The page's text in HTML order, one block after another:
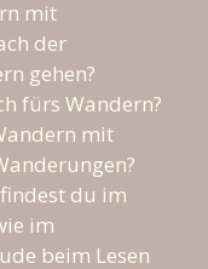
mit
der
gehen?
fürs Wandern?
mit
du im
im
beim Lesen